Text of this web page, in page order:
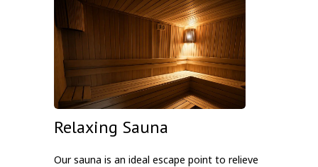
Relaxing Sauna
Our sauna is an ideal escape point to relieve